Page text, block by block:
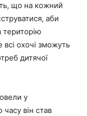
що на кожний
аби
територію
охочі зможуть
дитячої
у
він став